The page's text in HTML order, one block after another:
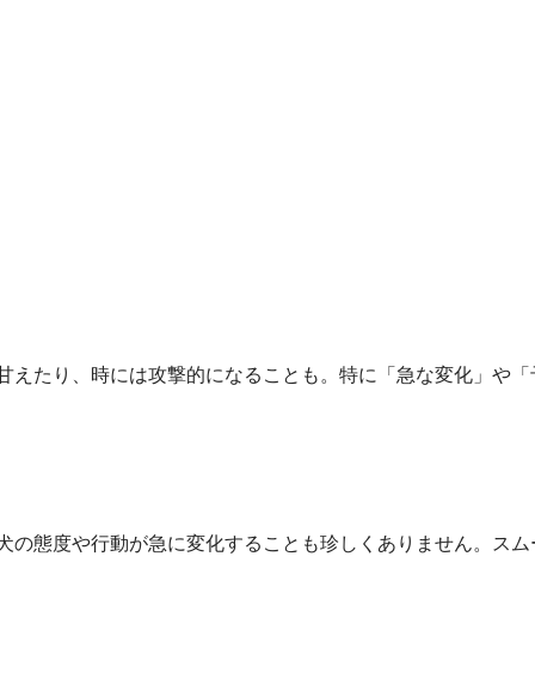
たり、時には攻撃的になることも。特に「急な変化」や
態度や行動が急に変化することも珍しくありません。ス